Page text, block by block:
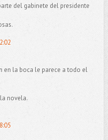
del gabinete del presidente
en la boca le parece a todo el
novela.